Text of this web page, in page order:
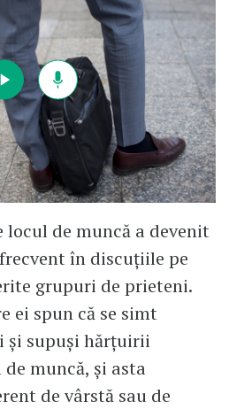
locul de muncă a devenit
în discuțiile pe
grupuri de prieteni.
ei spun că se simt
supuși hărțuirii
muncă, și asta
de vârstă sau de